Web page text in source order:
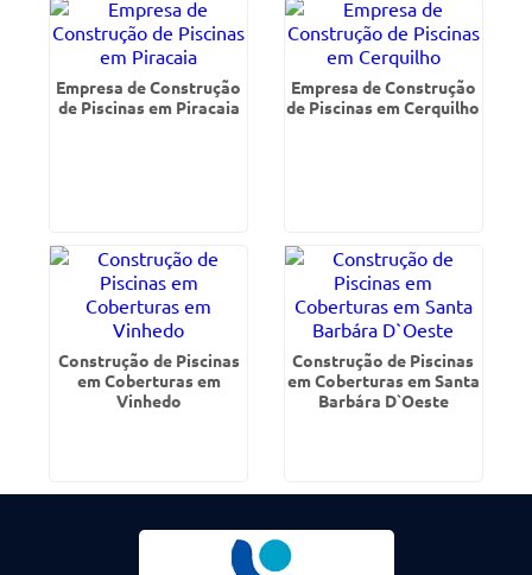
Empresa de Construção
de Piscinas em Piracaia
Empresa de Construção
de Piscinas em Cerquilho
Construção de Piscinas
em Coberturas em
Vinhedo
Construção de Piscinas
em Coberturas em Santa
Barbára D`Oeste